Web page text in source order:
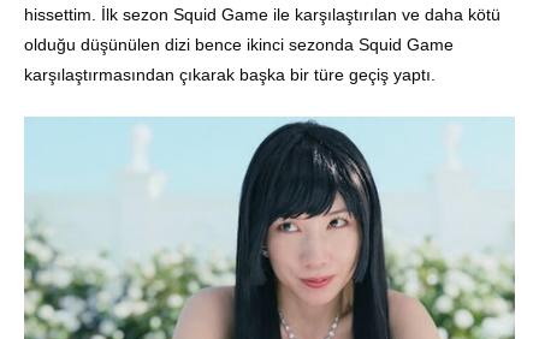
hissettim. İlk sezon Squid Game ile karşılaştırılan ve daha kötü
olduğu düşünülen dizi bence ikinci sezonda Squid Game
karşılaştırmasından çıkarak başka bir türe geçiş yaptı.